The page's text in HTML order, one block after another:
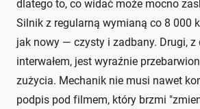
dlatego to, co widać może mocno
Silnik z regularną wymianą co 8 000
jak nowy — czysty i zadbany. Drugi, z
interwałem, jest wyraźnie
zużycia. Mechanik nie musi nawet
podpis pod filmem, który brzmi